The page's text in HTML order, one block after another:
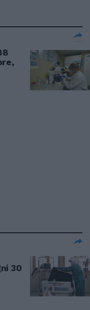
30